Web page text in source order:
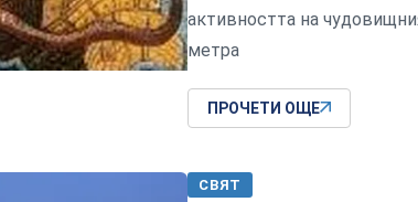
активността на
метра
ПРОЧЕТИ ОЩЕ
СВЯТ